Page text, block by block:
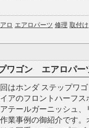
ロ エアロパーツ 修理 取付け
ワゴン エアロパー
はホンダ ステップワ
アのフロントハーフ
アテールガーニッシュ
業事例の御紹介です